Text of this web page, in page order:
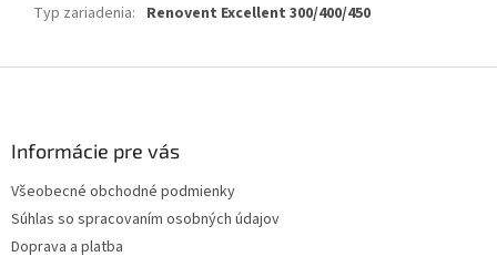
Typ zariadenia: Renovent Excellent 300/400/450
Informácie pre vás
Všeobecné obchodné podmienky
Súhlas so spracovaním osobných údajov
Doprava a platba